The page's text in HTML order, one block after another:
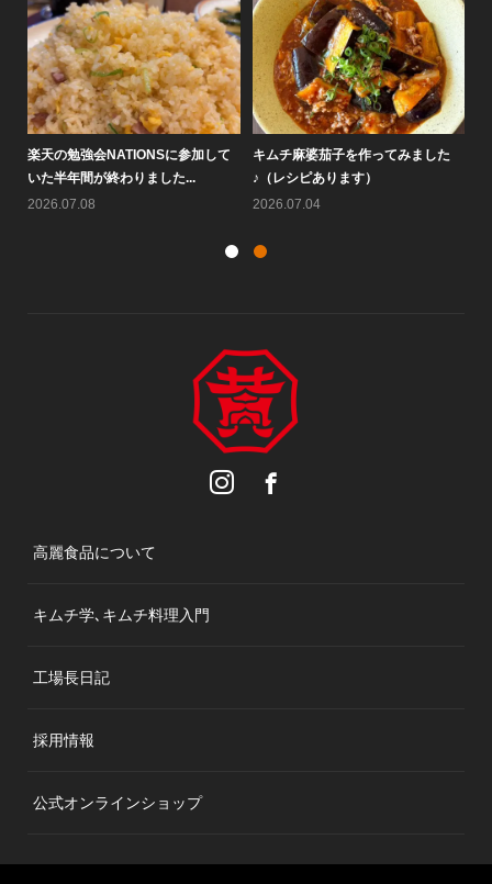
大阪鶴橋黄さんのピビン麺が人気で
す♪
2026.07.25
なぜ7月にキムチは売れないの
か？！
2026.07.22
高麗食品について
キムチ学､キムチ料理入門
工場長日記
採用情報
公式オンラインショップ